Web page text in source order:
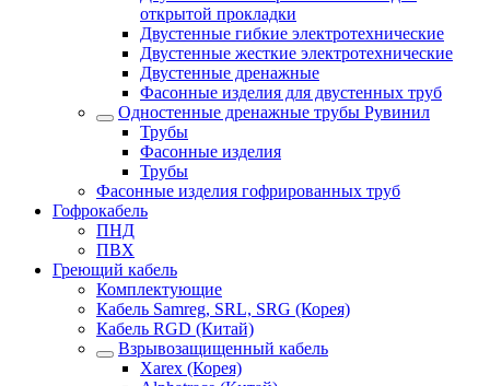
открытой прокладки
Двустенные гибкие электротехнические
Двустенные жесткие электротехнические
Двустенные дренажные
Фасонные изделия для двустенных труб
Одностенные дренажные трубы Рувинил
Трубы
Фасонные изделия
Трубы
Фасонные изделия гофрированных труб
Гофрокабель
ПНД
ПВХ
Греющий кабель
Комплектующие
Кабель Samreg, SRL, SRG (Корея)
Кабель RGD (Китай)
Взрывозащищенный кабель
Xarex (Корея)